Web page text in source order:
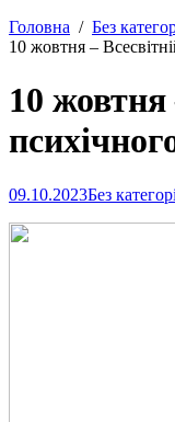
Головна
Без
10 жовтня –
10 жовтня
09.10.2023Без